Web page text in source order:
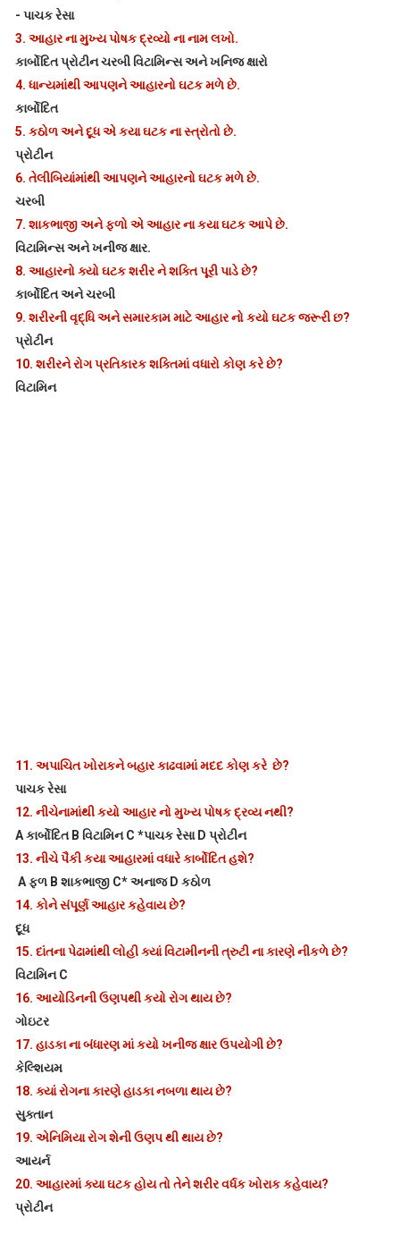
- પાચક રેસા
3. આહાર ના મુખ્ય પોષક દ્રવ્યો ના નામ લખો.
કાર્બોદિત પ્રોટીન ચરબી વિટામિન્સ અને ખનિજ ક્ષારો
4. ધાન્યમાંથી આપણને આહારનો ઘટક મળે છે.
કાર્બોદિત
5. કઠોળ અને દૂધ એ કયા ઘટક ના સ્ત્રોતો છે.
પ્રોટીન
6. તેલીબિયાંમાંથી આપણને આહારનો ઘટક મળે છે.
ચરબી
7. શાકભાજી અને ફળો એ આહાર ના કયા ઘટક આપે છે.
વિટામિન્સ અને ખનીજ ક્ષાર.
8. આહારનો ક્યો ઘટક શરીર ને શક્તિ પૂરી પાડે છે?
કાર્બોદિત અને ચરબી
9. શરીરની વૃદ્ધિ અને સમારકામ માટે આહાર નો કયો ઘટક જરૂરી છ?
પ્રોટીન
10. શરીરને રોગ પ્રતિકારક શક્તિમાં વધારો કોણ કરે છે?
વિટામિન
11. અપાચિત ખોરાકને બહાર કાઢવામાં મદદ કોણ કરે છે?
પાચક રેસા
12. નીચેનામાંથી કયો આહાર નો મુખ્ય પોષક દ્રવ્ય નથી?
A કાર્બોદિત B વિટામિન C *પાચક રેસા D પ્રોટીન
13. નીચે પૈકી કયા આહારમાં વધારે કાર્બોદિત હશે?
A ફળ B શાકભાજી C* અનાજ D કઠોળ
14. કોને સંપૂર્ણ આહાર કહેવાય છે?
દૂધ
15. દાંતના પેઢામાંથી લોહી ક્યાં વિટામીનની ત્રુટી ના કારણે નીકળે છે?
વિટામિન C
16. આયોડિનની ઉણપથી કયો રોગ થાય છે?
ગોઇટર
17. હાડકા ના બંધારણ માં કયો ખનીજ ક્ષાર ઉપયોગી છે?
કેલ્શિયમ
18. ક્યાં રોગના કારણે હાડકા નબળા થાય છે?
સુક્તાન
19. એનિમિયા રોગ શેની ઉણપ થી થાય છે?
આયર્ન
20. આહારમાં ક્યા ઘટક હોય તો તેને શરીર વર્ધક ખોરાક કહેવાય?
પ્રોટીન